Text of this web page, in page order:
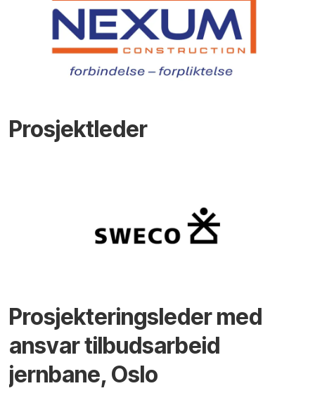
Prosjektleder
Prosjekteringsleder med
ansvar tilbudsarbeid
jernbane, Oslo